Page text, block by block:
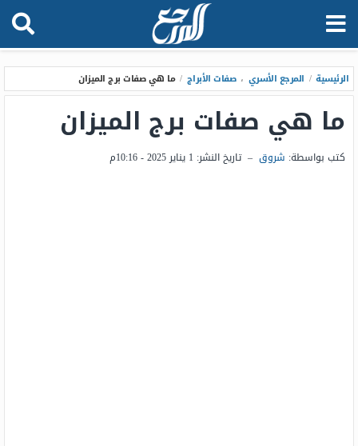
الرئيسية / المرجع الأسري ، صفات الأبراج / ما هي صفات برج الميزان
ما هي صفات برج الميزان
كتب بواسطة: شروق – تاريخ النشر: 1 يناير 2025 - 10:16م